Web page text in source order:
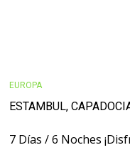
EUROPA
ESTAMBUL,
7 Días / 6 Noches